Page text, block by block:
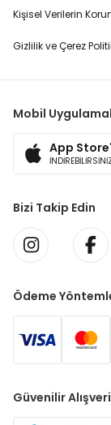
Kişisel Verilerin
Gizlilik ve Çerez
Mobil
App
Bizi Takip Edin
Ödeme
Güvenilir